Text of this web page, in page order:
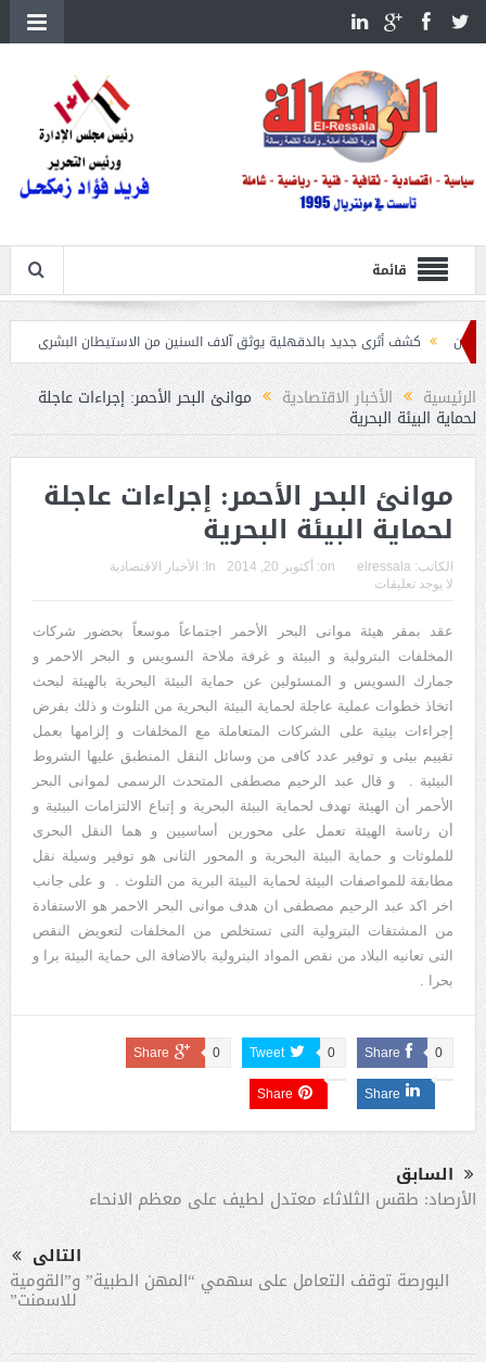
قائمة
كشف أثرى جديد بالدقهلية يوثق آلاف السنين من الاستيطان البشرى اتحاد الكرة يطلب
الرئيسية الأخبار الاقتصادية موانئ البحر الأحمر: إجراءات عاجلة
لحماية البيئة البحرية
موانئ البحر الأحمر: إجراءات عاجلة
لحماية البيئة البحرية
الكاتب: elressala
on: أكتوبر 20, 2014 In: الأخبار الاقتصادية
لا يوجد تعليقات
عقد بمقر هيئة موانى البحر الأحمر اجتماعاً موسعاً بحضور شركات
المخلفات البترولية و البيئة و غرفة ملاحة السويس و البحر الاحمر و
جمارك السويس و المسئولين عن حماية البيئة البحرية بالهيئة لبحث
اتخاذ خطوات عملية عاجلة لحماية البيئة البحرية من التلوث و ذلك بفرض
إجراءات بيئية على الشركات المتعاملة مع المخلفات و إلزامها بعمل
تقييم بيئى و توفير عدد كافى من وسائل النقل المنطبق عليها الشروط
البيئية . و قال عبد الرحيم مصطفى المتحدث الرسمى لموانى البحر
الأحمر أن الهيئة تهدف لحماية البيئة البحرية و إتباع الالتزامات البيئية و
أن رئاسة الهيئة تعمل على محورين أساسيين و هما النقل البحرى
للملوثات و حماية البيئة البحرية و المحور الثانى هو توفير وسيلة نقل
مطابقة للمواصفات البيئة لحماية البيئة البرية من التلوث . و على جانب
اخر اكد عبد الرحيم مصطفى ان هدف موانى البحر الاحمر هو الاستفادة
من المشتقات البترولية التى تستخلص من المخلفات لتعويض النقص
التى تعانيه البلاد من نقص المواد البترولية بالاضافة الى حماية البيئة برا و
بحرا .
Share 0
Tweet 0
Share 0
Share
Share
السابق
الأرصاد: طقس الثلاثاء معتدل لطيف على معظم الانحاء
التالى
البورصة توقف التعامل على سهمي “المهن الطبية” و”القومية
للاسمنت”